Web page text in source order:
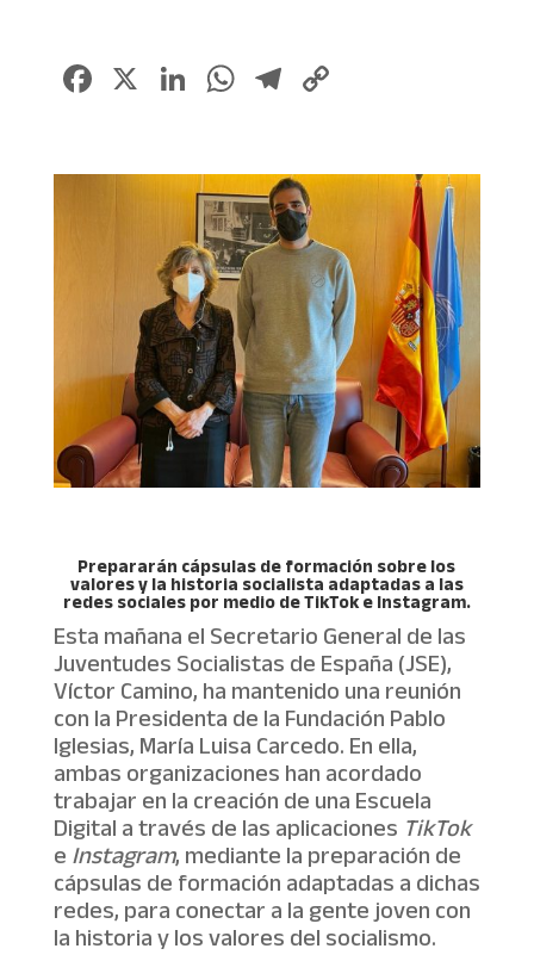
Facebook
X LinkedIn
WhatsApp
Telegram
Prepararán cápsulas de formación sobre los
valores y la historia socialista adaptadas a las
redes sociales por medio de TikTok e Instagram.
Esta mañana el Secretario General de las
Juventudes Socialistas de España (JSE),
Víctor Camino, ha mantenido una reunión
con la Presidenta de la Fundación Pablo
Iglesias, María Luisa Carcedo. En ella,
ambas organizaciones han acordado
trabajar en la creación de una Escuela
Digital a través de las aplicaciones TikTok
eInstagram, mediante la preparación de
cápsulas de formación adaptadas a dichas
redes, para conectar a la gente joven con
la historia y los valores del socialismo.